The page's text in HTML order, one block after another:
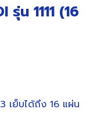
รุ่น 1111 (16